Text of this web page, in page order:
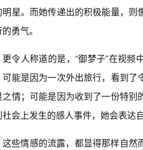
明星。而她传递出的积极能量，
勇气。
更令人称道的是，“御梦子”在视
可能是因为一次外出旅行，看到
之情；可能是因为收到了一份特
会上发生的感人事件，她会表达
这些情感的流露，都显得那样自然